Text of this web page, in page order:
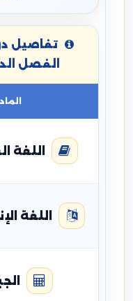
تفاصيل
الفصل
اللغة
اللغة